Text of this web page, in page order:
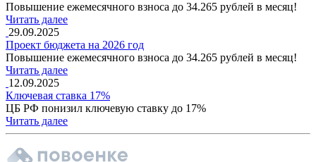
Повышение ежемесячного взноса до 34.265 рублей в месяц!
Читать далее
29.09.2025
Проект бюджета на 2026 год
Повышение ежемесячного взноса до 34.265 рублей в месяц!
Читать далее
12.09.2025
Ключевая ставка 17%
ЦБ РФ понизил ключевую ставку до 17%
Читать далее